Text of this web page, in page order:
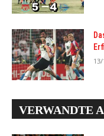
VERWANDTE